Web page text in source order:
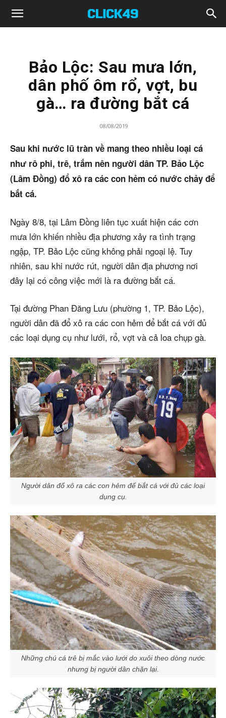
Click49
Bảo Lộc: Sau mưa lớn,
dân phố ôm rổ, vợt, bu
gà… ra đường bắt cá
08/08/2019
Sau khi nước lũ tràn về mang theo nhiều loại cá
như rô phi, trê, trắm nên người dân TP. Bảo Lộc
(Lâm Đồng) đổ xô ra các con hẻm có nước chảy để
bắt cá.
Ngày 8/8, tại Lâm Đồng liên tục xuất hiện các cơn
mưa lớn khiến nhiều địa phương xảy ra tình trạng
ngập, TP. Bảo Lộc cũng không phải ngoại lệ. Tuy
nhiên, sau khi nước rút, người dân địa phương nơi
đây lại có công việc mới là ra đường bắt cá.
Tại đường Phan Đăng Lưu (phường 1, TP. Bảo Lộc),
người dân đã đổ xô ra các con hẻm để bắt cá với đủ
các loại dụng cụ như lưới, rổ, vợt và cả loa chụp gà.
Người dân đổ xô ra các con hẻm để bắt cá với đủ các loại
dụng cụ.
Những chú cá trê bị mắc vào lưới do xuôi theo dòng nước
nhưng bị người dân chặn lại.